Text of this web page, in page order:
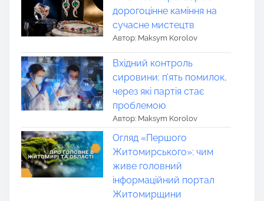
дорогоцінне каміння на
сучасне мистецтв
Автор: Maksym Korolov
Вхідний контроль
сировини: п’ять помилок,
через які партія стає
проблемою
Автор: Maksym Korolov
Огляд «Першого
Житомирського»: чим
живе головний
інформаційний портал
Житомирщини